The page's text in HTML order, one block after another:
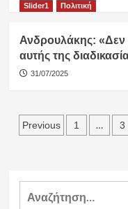
Slider1
Πολιτική
Ανδρουλάκης: «Δεν
αυτής της
31/07/2025
Previous 1 … 3
Αναζήτηση